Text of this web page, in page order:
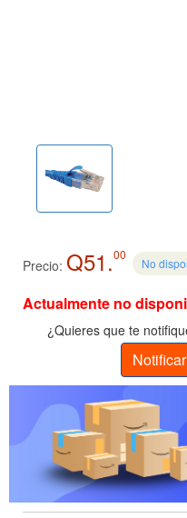
Precio: Q51.00
No
Actualmente no
¿Quieres que te